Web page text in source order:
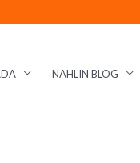
NAHLIN BLOG